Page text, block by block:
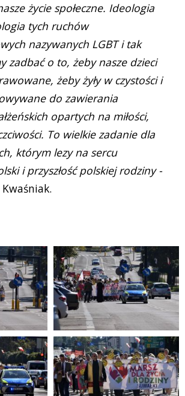
życie społeczne. Ideologia
tych ruchów
nazywanych LGBT i tak
zadbać o to, żeby nasze dzieci
żeby żyły w czystości i
do zawierania
opartych na miłości,
To wielkie zadanie dla
którym lezy na sercu
i przyszłość polskiej rodziny -
Kwaśniak.